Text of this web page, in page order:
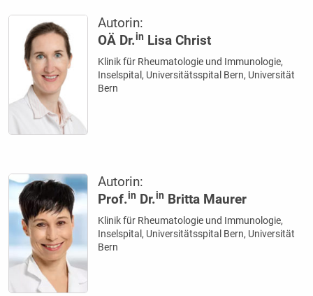
Autorin:
OÄ Dr.in Lisa Christ
Klinik für Rheumatologie und Immunologie,
Inselspital, Universitätsspital Bern, Universität
Bern
Autorin:
Prof.in Dr.in Britta Maurer
Klinik für Rheumatologie und Immunologie,
Inselspital, Universitätsspital Bern, Universität
Bern